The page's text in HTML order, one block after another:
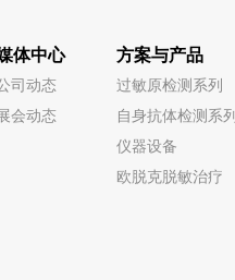
体中心
司动态
会动态
方案与产品
过敏原检测系列
自身抗体检测系列
仪器设备
欧脱克脱敏治疗